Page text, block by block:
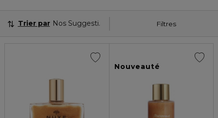
Filtres
Trier par Nos Suggestions
Nouveauté